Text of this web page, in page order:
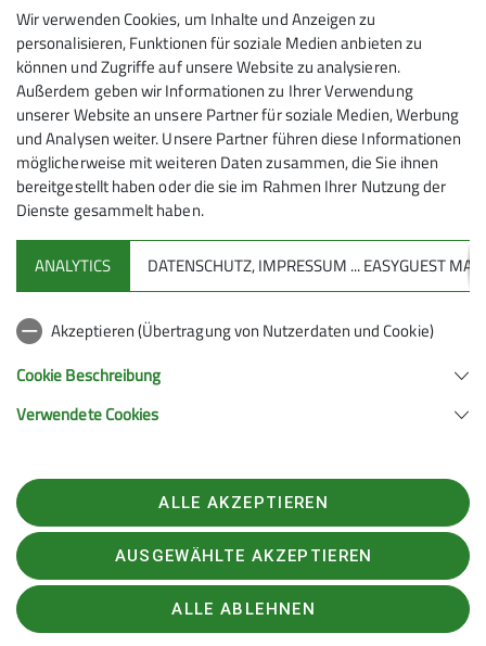
Details
Anmeldung bis
31.12.2025
Aktuelles
Sektion Geislingen e.V. des Deutschen Alpenvereins (D.A.V.) e.V.
Telefon +497331947222
Datenschutz-Einstellungen
Impressum
Datenschutz
erklaerung-zur-barrierefreiheit
Wir verwenden Cookies, um Inhalte und Anzeigen zu
personalisieren, Funktionen für soziale Medien anbieten zu
können und Zugriffe auf unsere Website zu analysieren.
Außerdem geben wir Informationen zu Ihrer Verwendung
unserer Website an unsere Partner für soziale Medien, Werbung
und Analysen weiter. Unsere Partner führen diese Informationen
möglicherweise mit weiteren Daten zusammen, die Sie ihnen
bereitgestellt haben oder die sie im Rahmen Ihrer Nutzung der
Dienste gesammelt haben.
ANALYTICS DATENSCHUTZ, IMPRESSUM ... EASYGUEST
Akzeptieren (Übertragung von Nutzerdaten und Cookie)
Cookie Beschreibung
Verwendete Cookies
ALLE AKZEPTIEREN
AUSGEWÄHLTE AKZEPTIEREN
ALLE ABLEHNEN